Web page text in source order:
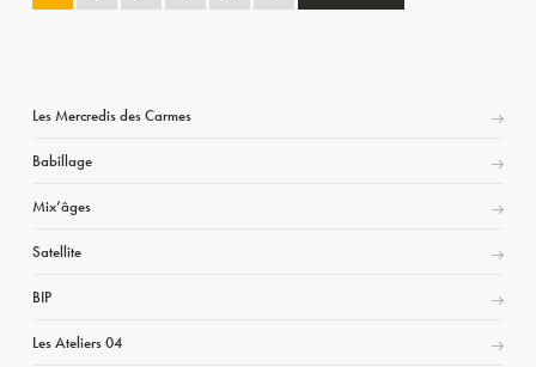
Les Mercredis des Carmes
Babillage
Mix’âges
Satellite
BIP
Les Ateliers 04